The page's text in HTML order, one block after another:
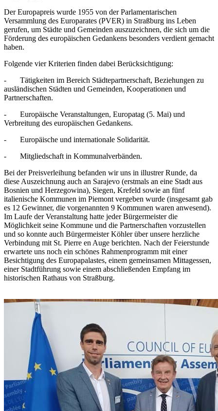
Der Europapreis wurde 1955 von der Parlamentarischen
Versammlung des Europarates (PVER) in Straßburg ins Leben
gerufen, um Städte und Gemeinden auszuzeichnen, die sich um die
Förderung des europäischen Gedankens besonders verdient gemacht
haben.
Folgende vier Kriterien finden dabei Berücksichtigung:
- Tätigkeiten im Bereich Städtepartnerschaft, Beziehungen zu
ausländischen Städten und Gemeinden, Kooperationen und
Partnerschaften.
- Europäische Veranstaltungen, Europatag (5. Mai) und
Verbreitung des europäischen Gedankens.
- Europäische und internationale Solidarität.
- Mitgliedschaft in Kommunalverbänden.
Bei der Preisverleihung befanden wir uns in illustrer Runde, da
diese Auszeichnung auch an Sarajevo (erstmals an eine Stadt aus
Bosnien und Herzegowina), Siegen, Krefeld sowie an fünf
italienische Kommunen im Piemont vergeben wurde (insgesamt gab
es 12 Gewinner, die vorgenannten 9 Kommunen waren anwesend).
Im Laufe der Veranstaltung hatte jeder Bürgermeister die
Möglichkeit seine Kommune und die Partnerschaften vorzustellen
und so konnte auch Bürgermeister Köhler über unsere herzliche
Verbindung mit St. Pierre en Auge berichten. Nach der Feierstunde
erwartete uns noch ein schönes Rahmenprogramm mit einer
Besichtigung des Europapalastes, einem gemeinsamen Mittagessen,
einer Stadtführung sowie einem abschließenden Empfang im
historischen Rathaus von Straßburg.